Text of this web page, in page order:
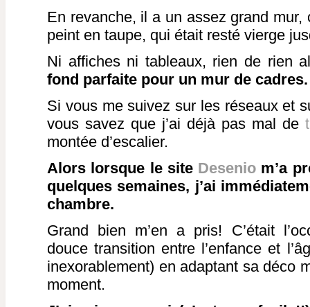
En revanche, il a un assez grand
peint en taupe, qui était resté vierge
Ni affiches ni tableaux, rien de rien
fond parfaite pour un mur de cadres.
Si vous me suivez sur les réseaux et
vous savez que j’ai déjà pas mal de
montée d’escalier.
Alors lorsque le site Desenio m’a
quelques semaines, j’ai
chambre.
Grand bien m’en a pris! C’était
douce transition entre l’enfance et
inexorablement) en adaptant sa déco
moment.